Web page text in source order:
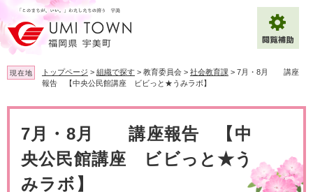
ー
ジ
の
先
頭
す
ニ
ュ
ー
を
飛
し
文字サイズ 標準 拡大
背景色変更 黒 青
Multilingual（English・中文・한글）
現在地 トップページ > 組織で探す > 教育委員会 > 社会教育課 > 7月・8月 講座
報告 【中央公民館講座 ビビっと★うみラボ】
7月・8月 講座報告 【中
央公民館講座 ビビっと★う
みラボ】